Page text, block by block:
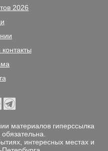
2026
материалов гиперссылка
интересных местах и